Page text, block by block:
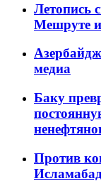
Летопись
Мешруте и
медиа
Баку
Против